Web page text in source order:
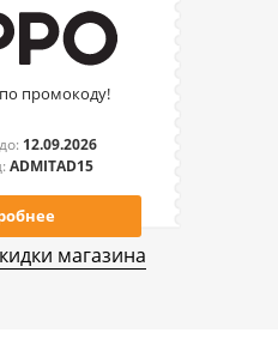
промокоду!
12.09.2026
ADMITAD15
магазина